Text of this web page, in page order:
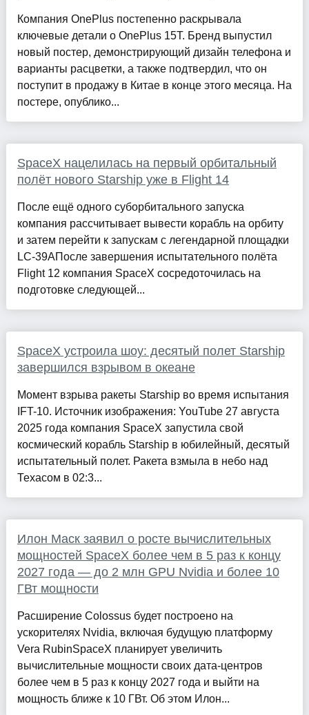
Компания OnePlus постепенно раскрывала
ключевые детали о OnePlus 15T. Бренд выпустил
новый постер, демонстрирующий дизайн телефона и
варианты расцветки, а также подтвердил, что он
поступит в продажу в Китае в конце этого месяца. На
постере, опублико...
SpaceX нацелилась на первый орбитальный
полёт нового Starship уже в Flight 14
После ещё одного суборбитального запуска
компания рассчитывает вывести корабль на орбиту
и затем перейти к запускам с легендарной площадки
LC-39AПосле завершения испытательного полёта
Flight 12 компания SpaceX сосредоточилась на
подготовке следующей...
SpaceX устроила шоу: десятый полет Starship
завершился взрывом в океане
Момент взрыва ракеты Starship во время испытания
IFT-10. Источник изображения: YouTube 27 августа
2025 года компания SpaceX запустила свой
космический корабль Starship в юбилейный, десятый
испытательный полет. Ракета взмыла в небо над
Техасом в 02:3...
Илон Маск заявил о росте вычислительных
мощностей SpaceX более чем в 5 раз к концу
2027 года — до 2 млн GPU Nvidia и более 10
ГВт мощности
Расширение Colossus будет построено на
ускорителях Nvidia, включая будущую платформу
Vera RubinSpaceX планирует увеличить
вычислительные мощности своих дата-центров
более чем в 5 раз к концу 2027 года и выйти на
мощность ближе к 10 ГВт. Об этом Илон...